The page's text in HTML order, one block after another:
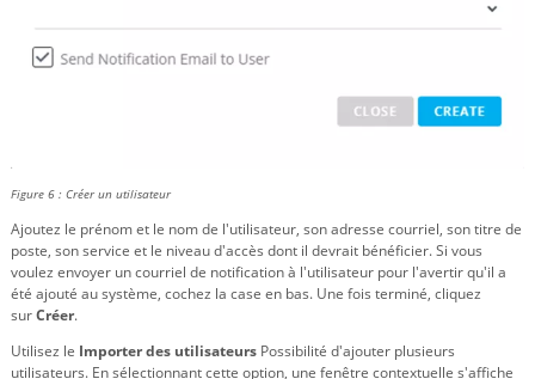
Figure 6 : Créer un utilisateur
Ajoutez le prénom et le nom de l'utilisateur, son adresse courriel, son titre de
poste, son service et le niveau d'accès dont il devrait bénéficier. Si vous
voulez envoyer un courriel de notification à l'utilisateur pour l'avertir qu'il a
été ajouté au système, cochez la case en bas. Une fois terminé, cliquez
surCréer.
Utilisez le Importer des utilisateurs Possibilité d'ajouter plusieurs
utilisateurs. En sélectionnant cette option, une fenêtre contextuelle s'affiche